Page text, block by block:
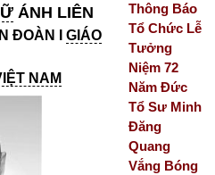
ÁNH LIÊN
ĐOÀN I GIÁO
NAM
Thông Báo
Tổ Chức Lễ
Tưởng
Niệm 72
Năm Đức
Tổ Sư Minh
Đăng
Quang
Vắng Bóng